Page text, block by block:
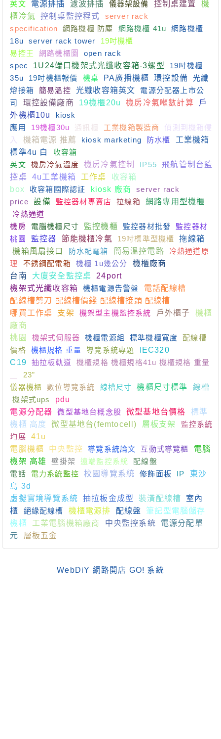
英文 電源排插 濾波排插 儀器架設備 控制桌建置
機
櫃冷氣
控制桌監控程式
server rack
specification
網路機櫃 防塵 網路機櫃 41u
網路機櫃
18u
server rack tower
19吋機櫃
易控王
網路機櫃圖
open rack
spec
1U24端口機架式光纖收容箱-3螺型
19吋機櫃
35u
19吋機櫃報價 機桌 PA廣播機櫃 環控設備
光纖
熔接箱
簡易溫控 光纖收容箱英文
電源分配器上市公
司
環控設備廠商 19機櫃20u 機房冷氣噸數計算
戶
外機櫃10u
kiosk
應用
19機櫃30u 通訊櫃 工業機箱製造商
偵測到機箱侵
入
機箱電源 推薦 kiosk marketing 防水櫃
工業機箱
標準4u 白
收容箱
英文
機房冷氣溫度 機房冷氣控制 IP55
飛航管制台監
控桌
4u工業機箱 工作桌
收容箱
box
收容箱國際認証 kiosk 廠商
server rack
price
設備 監控器材專賣店 拉線箱
網路專用型機櫃
冷熱通道
機房
電腦機櫃尺寸 監控機櫃 監控器材批發
監控器材
桃園
監控器 節能機櫃冷氣 19吋標準型機櫃
拖線箱
機箱風扇接口
防水配電箱 簡易溫控電路
冷熱通道原
理
不銹鋼配電箱 機櫃 1u幾公分
機櫃廠商
台南
大廈安全監控桌
24port
機架式光纖收容箱
機櫃電源告警盤
電話配線槽
配線槽剪刀 配線槽價錢 配線槽接頭 配線槽
哪買工作桌
支架 機架型主機監控系統 戶外櫃子
機櫃
廠商
桃園
機架式伺服器 機櫃電源組 標準機櫃寬度
配線槽
價格
機櫃規格 重量 導覽系統專題
IEC320
C19
抽拉板軌道
機櫃規格 機櫃規格41u 機櫃規格 重量
23”
儀器機櫃
數位導覽系統 線槽尺寸 機櫃尺寸標準
線槽
機架式ups
pdu
電源分配器
微型基地台概念股 微型基地台價格
標準
機櫃 高度
微型基地台(femtocell) 層板支架
監控系統
均展
41u
電腦機櫃
中央監控 導覽系統論文 互動式導覽櫃
電腦
機架 高雄
壁掛架 遠端監控系統
配線盤
電話
電力系統監控 校園導覽系統 修飾面板 IP
東沙
島 3d
虛擬實境導覽系統
抽拉板金成型 裝潢配線槽
室內
櫃
絕緣配線槽 機櫃電源排 配線盤
筆記型電腦儲存
機櫃
工業電腦機箱廠商 中央監控系統
電源分配單
元
層板五金
WebDiY 網路開店 GO! 系統